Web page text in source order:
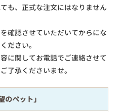
も、正式な注文にはなりません
確認させていただいてからにな
ださい。
に関してお電話でご連絡させて
了承くださいませ。
のペット」